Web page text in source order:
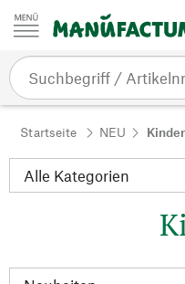
Zum Inhalt springen
Startseite NEU Kinder